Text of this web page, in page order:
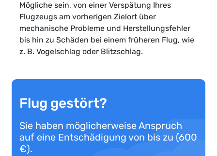
Mögliche sein, von einer Verspätung Ihres
Flugzeugs am vorherigen Zielort über
mechanische Probleme und Herstellungsfehler
bis hin zu Schäden bei einem früheren Flug, wie
z. B. Vogelschlag oder Blitzschlag.
Flug gestört?
Sie haben möglicherweise Anspruch
auf eine Entschädigung von bis zu (600
€).